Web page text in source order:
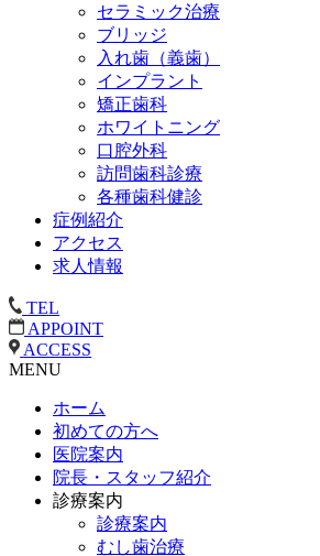
セラミック治療
ブリッジ
入れ歯（義歯）
インプラント
矯正歯科
ホワイトニング
口腔外科
訪問歯科診療
各種歯科健診
症例紹介
アクセス
求人情報
TEL
APPOINT
ACCESS
MENU
ホーム
初めての方へ
医院案内
院長・スタッフ紹介
診療案内
診療案内
むし歯治療